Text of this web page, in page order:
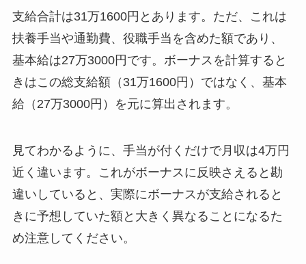
支給合計は31万1600円とあります。ただ、これは
扶養手当や通勤費、役職手当を含めた額であり、
基本給は27万3000円です。ボーナスを計算すると
きはこの総支給額（31万1600円）ではなく、基本
給（27万3000円）を元に算出されます。
見てわかるように、手当が付くだけで月収は4万円
近く違います。これがボーナスに反映さえると勘
違いしていると、実際にボーナスが支給されると
きに予想していた額と大きく異なることになるた
め注意してください。